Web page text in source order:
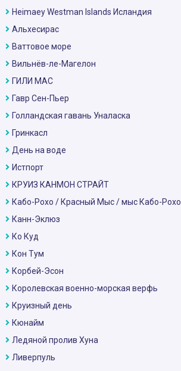
Heimaey Westman Islands Исландия
Альхесирас
Ваттовое море
Вильнёв-ле-Магелон
ГИЛИ МАС
Гавр Сен-Пьер
Голландская гавань Уналаска
Гринкасл
День на воде
Истпорт
КРУИЗ КАНМОН СТРАЙТ
Кабо-Рохо / Красный Мыс / мыс Кабо-Рохо
Канн-Эклюз
Ко Куд
Кон Тум
Корбей-Эсон
Королевская военно-морская верфь
Круизный день
Кюнайм
Ледяной пролив Хуна
Ливерпуль